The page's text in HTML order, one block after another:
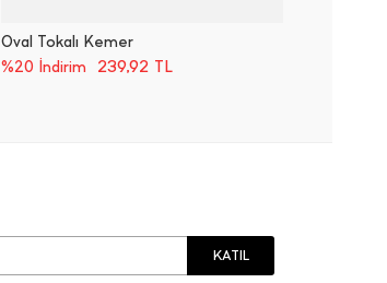
Oval Tokalı Kemer
%20 İndirim
239,92 TL
KATIL